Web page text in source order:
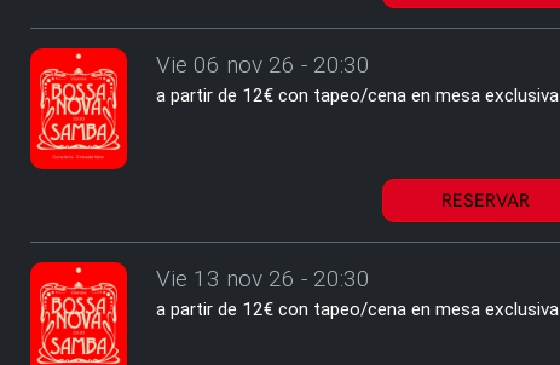
Vie 06 nov 26 - 20:30
a partir de 12€ con tapeo/cena en mesa exclusiva
RESERVAR
Vie 13 nov 26 - 20:30
a partir de 12€ con tapeo/cena en mesa exclusiva